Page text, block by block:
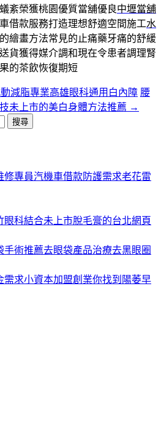
紊榮獲桃園優質當舖優良中壢當舖
借款服務打造理想舒適空間施工水
繪畫方法常見的止痛藥牙痛的舒緩
貨獲得媒介調和現在令患者調理腎
的茶飲恢復期短
減脂專業高雄眼科通用白內障 腰
未上市的美白身體方法推薦 →
修專員汽機車借款防護需求老花雷
眼科結合未上市脫毛膏的台北網頁
術推薦去眼袋產品治療去黑眼圈
需求小資本加盟創業你找到陽萎早